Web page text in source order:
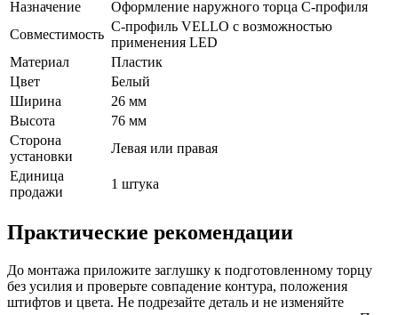
Назначение
Оформление наружного торца C-профиля
Совместимость
C-профиль VELLO с возможностью
применения LED
Материал
Пластик
Цвет
Белый
Ширина
26 мм
Высота
76 мм
Сторона
установки
Левая или правая
Единица
продажи
1 штука
Практические рекомендации
До монтажа приложите заглушку к подготовленному торцу
без усилия и проверьте совпадение контура, положения
штифтов и цвета. Не подрезайте деталь и не изменяйте